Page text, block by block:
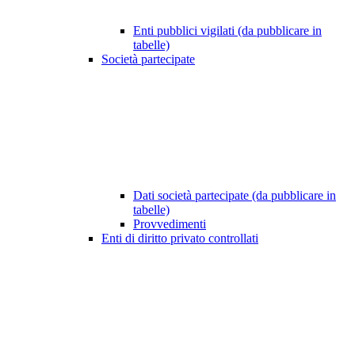
Enti pubblici vigilati (da pubblicare in
tabelle)
Società partecipate
Dati società partecipate (da pubblicare in
tabelle)
Provvedimenti
Enti di diritto privato controllati